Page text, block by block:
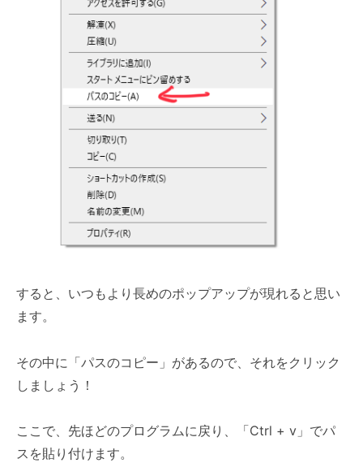
すると、いつもより長めのポップアップが現れると思い
ます。
その中に「パスのコピー」があるので、それをクリック
しましょう！
ここで、先ほどのプログラムに戻り、「Ctrl + v」でパ
スを貼り付けます。